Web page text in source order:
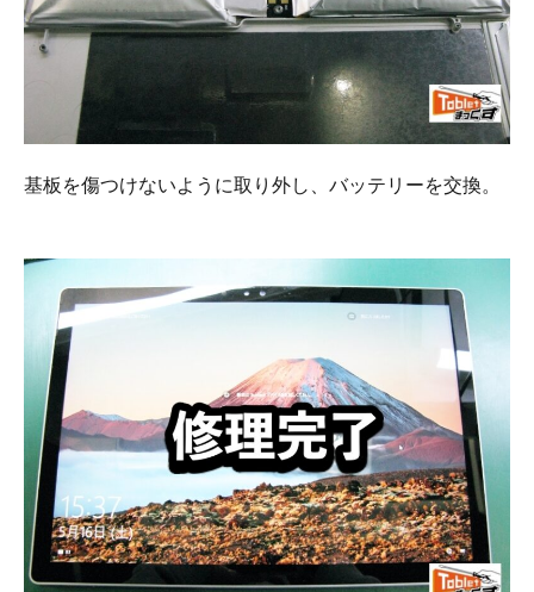
基板を傷つけないように取り外し、バッテリーを交換。